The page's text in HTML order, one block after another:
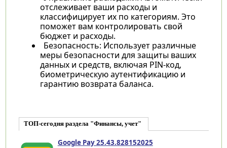
отслеживает ваши расходы и
классифицирует их по категориям. Это
поможет вам контролировать свой
бюджет и расходы.
Безопасность: Использует различные
меры безопасности для защиты ваших
данных и средств, включая PIN-код,
биометрическую аутентификацию и
гарантию возврата баланса.
ТОП-сегодня раздела "Финансы, учет"
Google Pay 25.43.828152025